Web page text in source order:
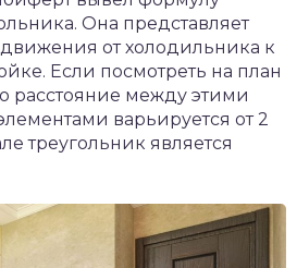
Она представляет
от холодильника к
Если посмотреть на план
расстояние между этими
варьируется от 2
треугольник является